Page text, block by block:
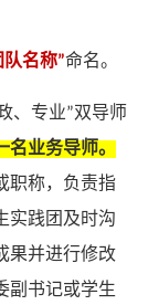
名称”命名。
、专业”双导师
业务导师。
职称，负责指
实践团及时沟
果并进行修改
副书记或学生